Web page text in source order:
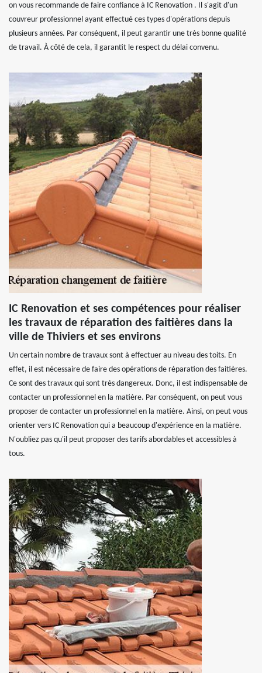
on vous recommande de faire confiance à IC Renovation . Il s'agit d'un
couvreur professionnel ayant effectué ces types d'opérations depuis
plusieurs années. Par conséquent, il peut garantir une très bonne qualité
de travail. À côté de cela, il garantit le respect du délai convenu.
IC Renovation et ses compétences pour réaliser
les travaux de réparation des faitières dans la
ville de Thiviers et ses environs
Un certain nombre de travaux sont à effectuer au niveau des toits. En
effet, il est nécessaire de faire des opérations de réparation des faitières.
Ce sont des travaux qui sont très dangereux. Donc, il est indispensable de
contacter un professionnel en la matière. Par conséquent, on peut vous
proposer de contacter un professionnel en la matière. Ainsi, on peut vous
orienter vers IC Renovation qui a beaucoup d'expérience en la matière.
N'oubliez pas qu'il peut proposer des tarifs abordables et accessibles à
tous.